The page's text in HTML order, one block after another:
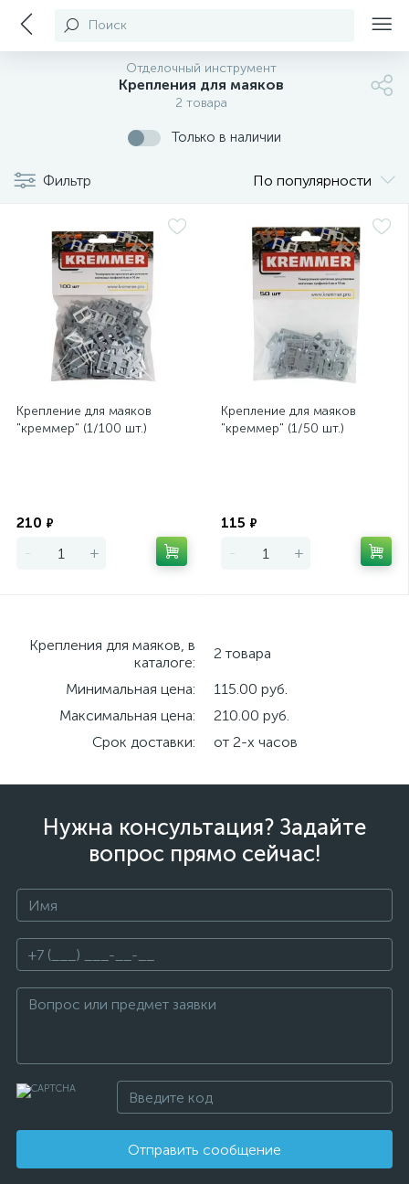
Поиск
Отделочный инструмент
Крепления для маяков
2 товара
Только в наличии
Фильтр По популярности
Крепление для маяков
"креммер" (1/100 шт.)
210 ₽
- +
Крепление для маяков
"креммер" (1/50 шт.)
115 ₽
- +
Крепления для маяков, в
каталоге:
2 товара
Минимальная цена:
115.00 руб.
Максимальная цена:
210.00 руб.
Срок доставки:
от 2-х часов
Нужна консультация? Задайте
вопрос прямо сейчас!
Отправить сообщение